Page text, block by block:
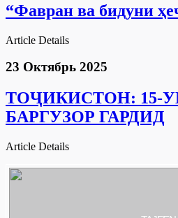
“Фавран ва бидуни
Article Details
23 Октябрь 2025
ТОҶИКИСТОН: 15-
БАРГУЗОР ГАРДИД
Article Details